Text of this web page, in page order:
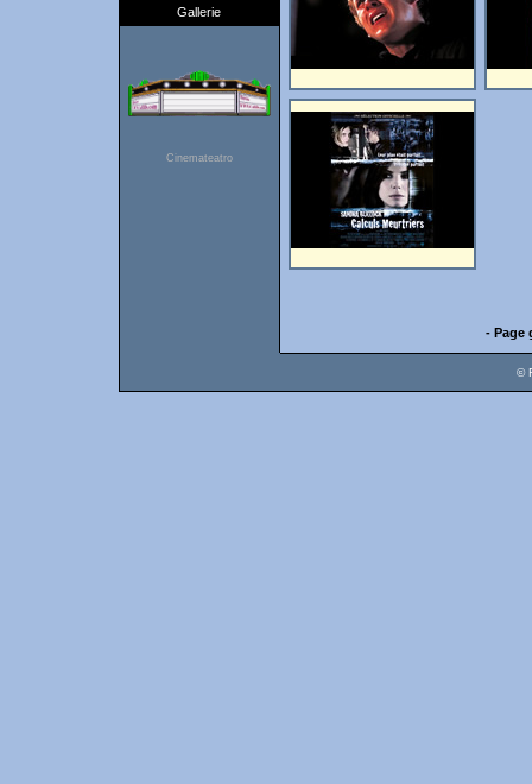
Gallerie
Cinemateatro
- Page
©